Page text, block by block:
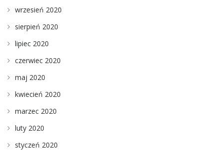
wrzesień 2020
sierpień 2020
lipiec 2020
czerwiec 2020
maj 2020
kwiecień 2020
marzec 2020
luty 2020
styczeń 2020